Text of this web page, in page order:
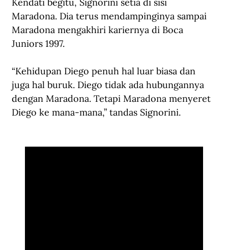
Maradona. Dia terus mendampinginya sampai
Maradona mengakhiri kariernya di Boca
Juniors 1997.
“Kehidupan Diego penuh hal luar biasa dan
juga hal buruk. Diego tidak ada hubungannya
dengan Maradona. Tetapi Maradona menyeret
Diego ke mana-mana,” tandas Signorini.